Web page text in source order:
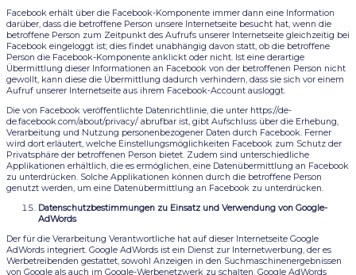
Facebook erhält über die Facebook-Komponente immer dann eine Information
darüber, dass die betroffene Person unsere Internetseite besucht hat, wenn die
betroffene Person zum Zeitpunkt des Aufrufs unserer Internetseite gleichzeitig bei
Facebook eingeloggt ist; dies findet unabhängig davon statt, ob die betroffene
Person die Facebook-Komponente anklickt oder nicht. Ist eine derartige
Übermittlung dieser Informationen an Facebook von der betroffenen Person nicht
gewollt, kann diese die Übermittlung dadurch verhindern, dass sie sich vor einem
Aufruf unserer Internetseite aus ihrem Facebook-Account ausloggt.
Die von Facebook veröffentlichte Datenrichtlinie, die unter https://de-
de.facebook.com/about/privacy/ abrufbar ist, gibt Aufschluss über die Erhebung,
Verarbeitung und Nutzung personenbezogener Daten durch Facebook. Ferner
wird dort erläutert, welche Einstellungsmöglichkeiten Facebook zum Schutz der
Privatsphäre der betroffenen Person bietet. Zudem sind unterschiedliche
Applikationen erhältlich, die es ermöglichen, eine Datenübermittlung an Facebook
zu unterdrücken. Solche Applikationen können durch die betroffene Person
genutzt werden, um eine Datenübermittlung an Facebook zu unterdrücken.
Datenschutzbestimmungen zu Einsatz und Verwendung von Google-
AdWords
Der für die Verarbeitung Verantwortliche hat auf dieser Internetseite Google
AdWords integriert. Google AdWords ist ein Dienst zur Internetwerbung, der es
Werbetreibenden gestattet, sowohl Anzeigen in den Suchmaschinenergebnissen
von Google als auch im Google-Werbenetzwerk zu schalten. Google AdWords